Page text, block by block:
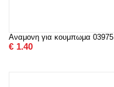
Αναμονη για κουμπωμα 03975
€ 1.40